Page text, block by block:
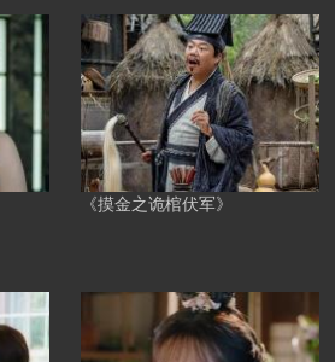
《摸金之诡棺伏军》